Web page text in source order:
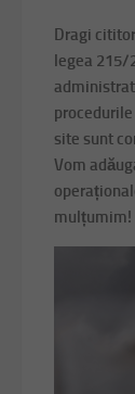
Dragi
legea 215/
site sunt
Vom
mulțumim!